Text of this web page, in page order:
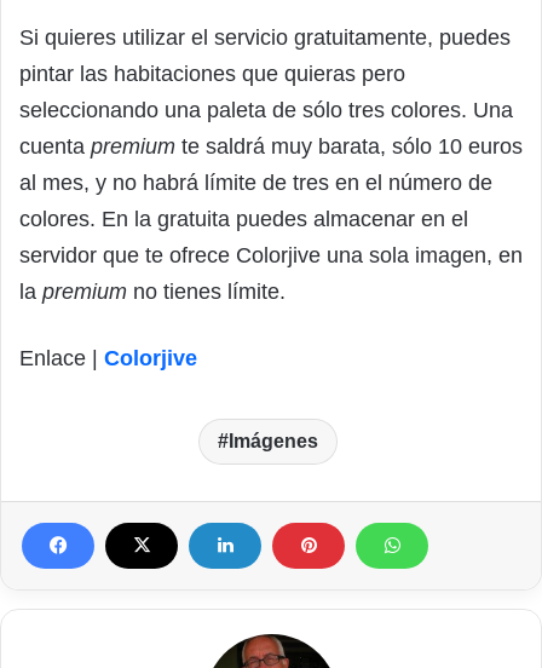
Si quieres utilizar el servicio gratuitamente, puedes
pintar las habitaciones que quieras pero
seleccionando una paleta de sólo tres colores. Una
cuenta premium te saldrá muy barata, sólo 10 euros
al mes, y no habrá límite de tres en el número de
colores. En la gratuita puedes almacenar en el
servidor que te ofrece Colorjive una sola imagen, en
la premium no tienes límite.
Enlace | Colorjive
Imágenes